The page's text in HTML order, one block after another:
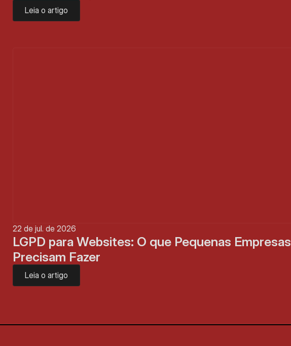
Leia o artigo
22 de jul. de 2026
LGPD para Websites: O que Pequenas Empresas
Precisam Fazer
Leia o artigo